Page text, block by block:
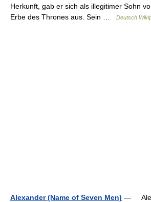
Herkunft, gab er sich als illegitimer Sohn
Erbe des Thrones aus. Sein …
Deutsch
Alexander (Name of Seven Men) —